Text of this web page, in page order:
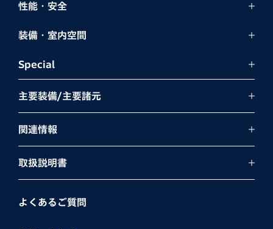
性能・安全
装備・室内空間
Special
主要装備/主要諸元
関連情報
取扱説明書
よくあるご質問